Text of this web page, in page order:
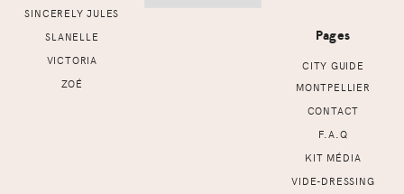
SINCERELY JULES
SLANELLE
VICTORIA
ZOÉ
Pages
CITY GUIDE
MONTPELLIER
CONTACT
F.A.Q
KIT MÉDIA
VIDE-DRESSING